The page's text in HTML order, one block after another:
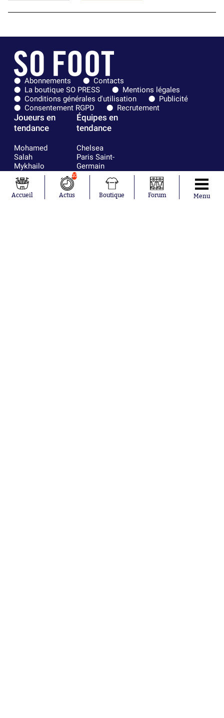
Abonnements
Contacts
La boutique SO PRESS
Mentions légales
Conditions générales d'utilisation
Publicité
Consentement RGPD
Recrutement
Joueurs en
tendance
Mohamed
Salah
Mykhailo
Mudryk
Neymar
Khalis Merah
Loïs Openda
Équipes en
tendance
Chelsea
Paris Saint-
Germain
Bordeaux
Olympique
lyonnais
FIFA
Accueil
10
Actus Boutique Forum Menu